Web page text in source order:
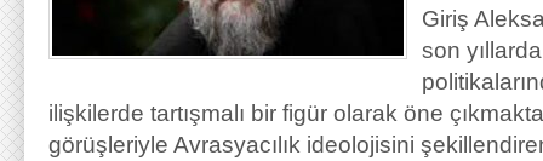
Giriş
son
ilişkilerde tartışmalı bir figür olarak öne
görüşleriyle Avrasyacılık ideolojisini